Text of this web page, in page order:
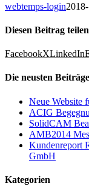
webtemps-login
Diesen Beitrag teilen
FacebookXLinkedIn
Die neusten Beiträge
Neue Website
ACIG
SolidCAM
AMB2014
Kundenreport
GmbH
Kategorien